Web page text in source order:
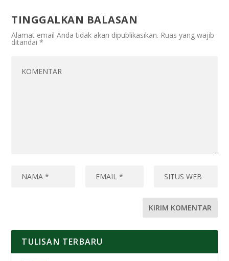
TINGGALKAN BALASAN
Alamat email Anda tidak akan dipublikasikan. Ruas yang wajib
ditandai*
TULISAN TERBARU